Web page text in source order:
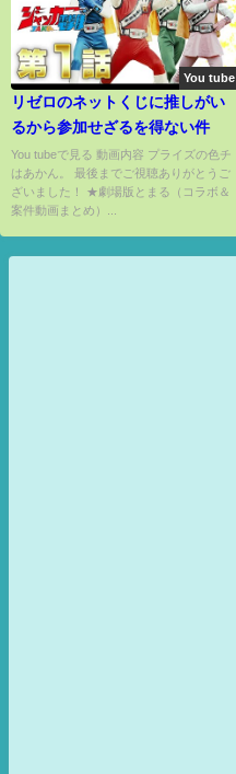
You tube
リゼロのネットくじに推しがい
るから参加せざるを得ない件
You tubeで見る 動画内容 プライズの色チ
はあかん。 最後までご視聴ありがとうご
ざいました！ ★劇場版とまる（コラボ＆
案件動画まとめ）...